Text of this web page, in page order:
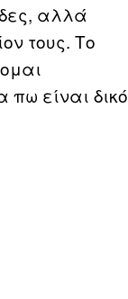
αλλά
τους. Το
είναι δικό